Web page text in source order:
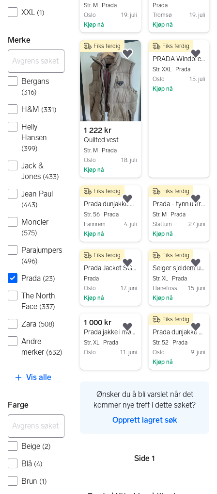
XXL (1)
Merke
Bergans
(316)
H&M (331)
Helly
Hansen
(399)
Jack &
Jones (433)
Jean Paul
(443)
Moncler
(575)
Parajumpers
(496)
Prada (23)
The North
Face (337)
Zara (508)
Andre
merker (632)
Vis alle
Farge
Beige (2)
Blå (4)
Brun (1)
Str. M
Prada
Oslo
19. juli
Kjøp nå
Prada
Tromsø
19. juli
Kjøp nå
1 222 kr
Quilted vest
Str. M
Prada
Oslo
18. juli
Kjøp nå
Fiks ferdig
Legg til som favoritt.
1 250 kr
PRADA Windbreaker zip hoodie *Redusert pris*
Str. XXL
Prada
Oslo
15. juli
Kjøp nå
Fiks ferdig
4 500 kr
Prada dunjakke – modell SGA252 – Str. XXL – Collectors item
Str. 56
Prada
Fannrem
4. juli
Kjøp nå
Fiks ferdig
Legg til som favoritt.
16 000 kr
Prada - tynn ullfrakk
Str. M
Prada
Slattum
27. juni
Kjøp nå
Fiks ferdig
9 000 kr
Prada Jacket SGV751 – Luxury
Prada
Oslo
17. juni
Kjøp nå
Fiks ferdig
Legg til som favoritt.
2 500 kr
Selger sjeldent utgave av Prada Re-Nylon jakke selges billig!
Str. XL
Prada
Hønefoss
15. juni
Kjøp nå
Fiks ferdig
1 000 kr
Prada jakke i mørk brun
Str. XL
Prada
Oslo
11. juni
Legg til som favoritt.
2 500 kr
Prada dunjakke str. 52 / L
Str. 52
Prada
Oslo
9. juni
Kjøp nå
Fiks ferdig
Ønsker du å bli varslet når det
kommer nye treff i dette søket?
Opprett lagret søk
Sider
Side 1